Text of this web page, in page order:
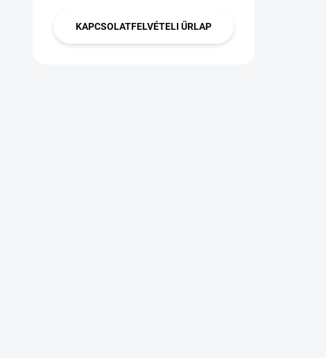
KAPCSOLATFELVÉTELI ŰRLAP